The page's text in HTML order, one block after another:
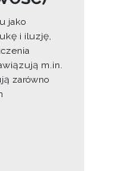
jako
i iluzję,
m.in.
zarówno